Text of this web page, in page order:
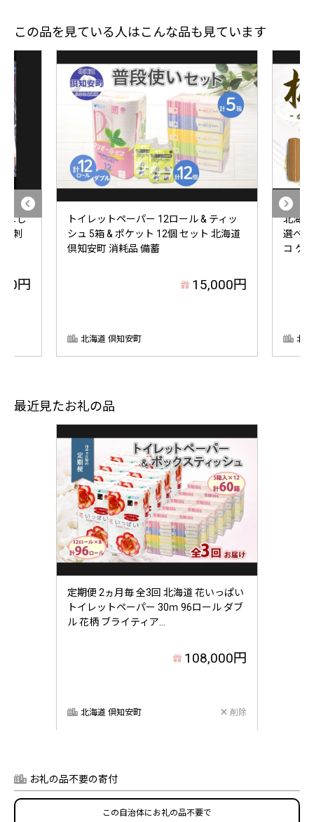
この品を見ている人はこんな品も見ています
ニし
刺
円
トイレットペーパー 12ロール & ティッ
シュ 5箱 & ポケット 12個 セット 北海道
倶知安町 消耗品 備蓄
15,000円
北海道 倶知安町
北海
選べ
コ ケ
北
最近見たお礼の品
定期便 2ヵ月毎 全3回 北海道 花いっぱい
トイレットペーパー 30ｍ 96ロール ダブ
ル 花柄 ブライティア...
108,000円
北海道 倶知安町 削除
お礼の品不要の寄付
この自治体にお礼の品不要で